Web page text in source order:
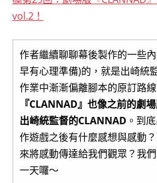
vol.2！
作者繼續聊聊幕後製作的一些
早有心理準備)的，就是出崎統
作業中漸漸偏離腳本的原訂路
『CLANNAD』也像之前的劇
出崎統監督的CLANNAD 。到
作遊戲之後有什麼感想與感動
來將感動傳達給我們觀眾？我
一天囉～